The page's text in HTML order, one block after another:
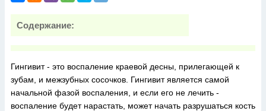
Содержание:
Гингивит - это воспаление краевой десны, прилегающей к
зубам, и межзубных сосочков. Гингивит является самой
начальной фазой воспаления, и если его не лечить -
воспаление будет нарастать, может начать разрушаться кость